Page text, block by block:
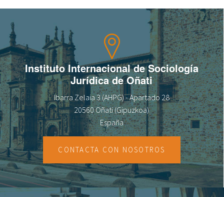
FAQ
Oñati
Calendario
Galería de fotos
es
eu
en
Instituto Internacional de Sociología
Jurídica de Oñati
Ibarra Zelaia 3 (AHPG) - Apartado 28
20560 Oñati (Gipuzkoa)
España
CONTACTA CON NOSOTROS